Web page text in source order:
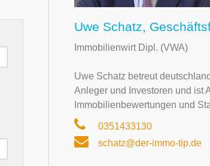
Uwe Schatz,
Immobilienwirt Dipl. (VWA)
Uwe Schatz betreut
Anleger und Investoren und ist
Immobilienbewertungen und
0351433130
schatz@der-immo-tip.de